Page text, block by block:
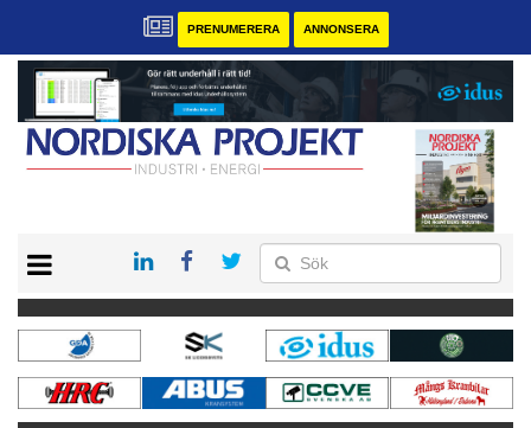
PRENUMERERA ANNONSERA
KONTAKT
VÅRA ANDRA MAGASIN
PRENUMERERA
ANNONSERA